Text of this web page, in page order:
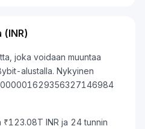
(INR)
joka voidaan muuntaa
alustalla. Nykyinen
INR ja 24 tunnin